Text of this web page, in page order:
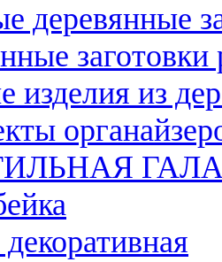
деревянные
заготовки
изделия из